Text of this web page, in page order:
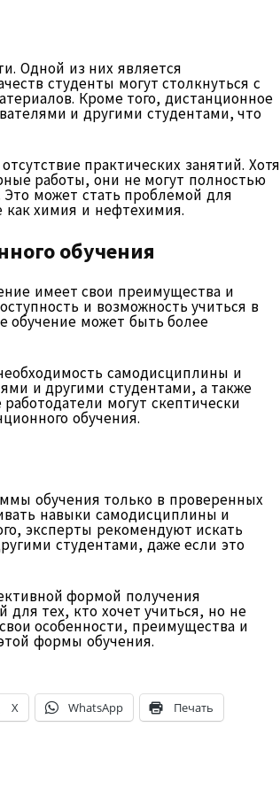
Одной из них является
студенты могут столкнуться с
Кроме того, дистанционное
и другими студентами, что
практических занятий. Хотя
работы, они не могут полностью
Это может стать проблемой для
как химия и нефтехимия.
обучения
имеет свои преимущества и
и возможность учиться в
обучение может быть более
самодисциплины и
и другими студентами, а также
могут скептически
обучения.
обучения только в проверенных
навыки самодисциплины и
эксперты рекомендуют искать
студентами, даже если это
формой получения
для тех, кто хочет учиться, но не
особенности, преимущества и
формы обучения.
X WhatsApp Печать